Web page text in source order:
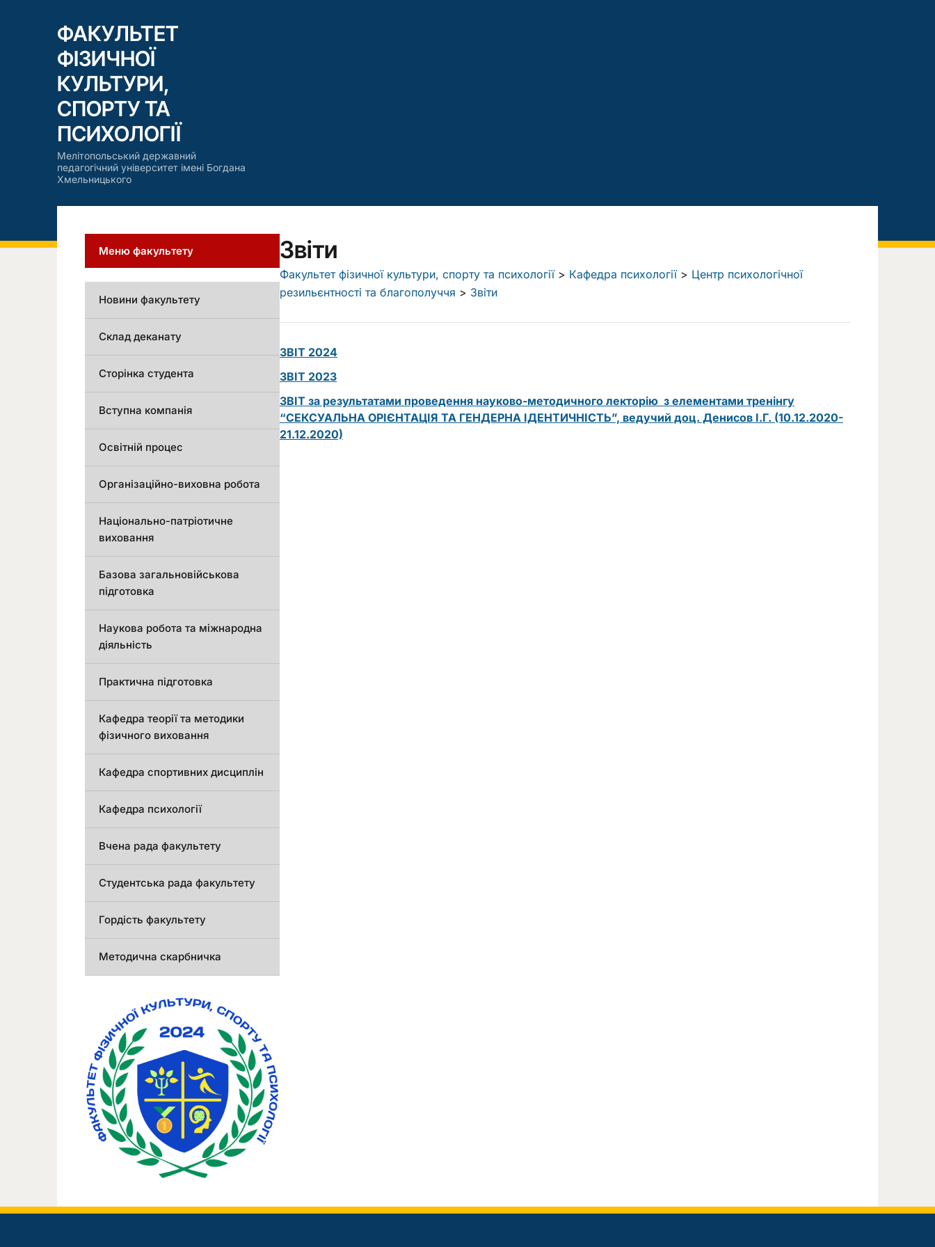
ФАКУЛЬТЕТ
ФІЗИЧНОЇ
КУЛЬТУРИ,
СПОРТУ ТА
ПСИХОЛОГІЇ
Мелітопольський державний
педагогічний університет імені Богдана
Хмельницького
Звіти
Факультет фізичної культури, спорту та психології> Кафедра психології> Центр психологічної
резильєнтності та благополуччя > Звіти
ЗВІТ 2024
ЗВІТ 2023
ЗВІТ за результатами проведення науково-методичного лекторію з елементами тренінгу
“СЕКСУАЛЬНА ОРІЄНТАЦІЯ ТА ГЕНДЕРНА ІДЕНТИЧНІСТЬ”, ведучий доц. Денисов І.Г. (10.12.2020-
21.12.2020)
Меню факультету
Новини факультету
Склад деканату
Сторінка студента
Вступна компанія
Освітній процес
Організаційно-виховна робота
Національно-патріотичне
виховання
Базова загальновійськова
підготовка
Наукова робота та міжнародна
діяльність
Практична підготовка
Кафедра теорії та методики
фізичного виховання
Кафедра спортивних дисциплін
Кафедра психології
Вчена рада факультету
Студентська рада факультету
Гордість факультету
Методична скарбничка